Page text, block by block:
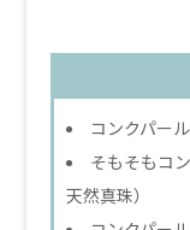
コンクパー
そもそもコ
天然真珠）